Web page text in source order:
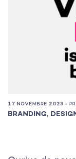
17 NOVEMBRE 2023 -
BRANDING,